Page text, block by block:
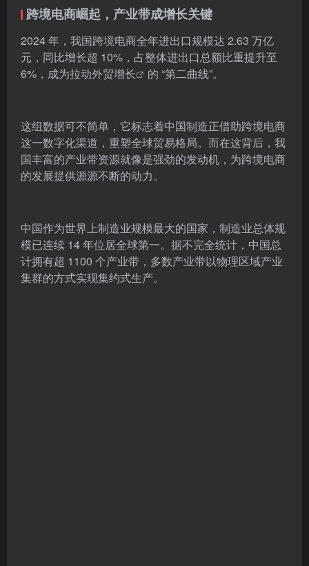
跨境电商崛起，产业带成增长关键
2024 年，我国跨境电商全年进出口规模达 2.63 万亿
元，同比增长超 10%，占整体进出口总额比重提升至
6%，成为拉动外贸增长 的 “第二曲线”。
这组数据可不简单，它标志着中国制造正借助跨境电商
这一数字化渠道，重塑全球贸易格局。而在这背后，我
国丰富的产业带资源就像是强劲的发动机，为跨境电商
的发展提供源源不断的动力。
中国作为世界上制造业规模最大的国家，制造业总体规
模已连续 14 年位居全球第一。据不完全统计，中国总
计拥有超 1100 个产业带，多数产业带以物理区域产业
集群的方式实现集约式生产。